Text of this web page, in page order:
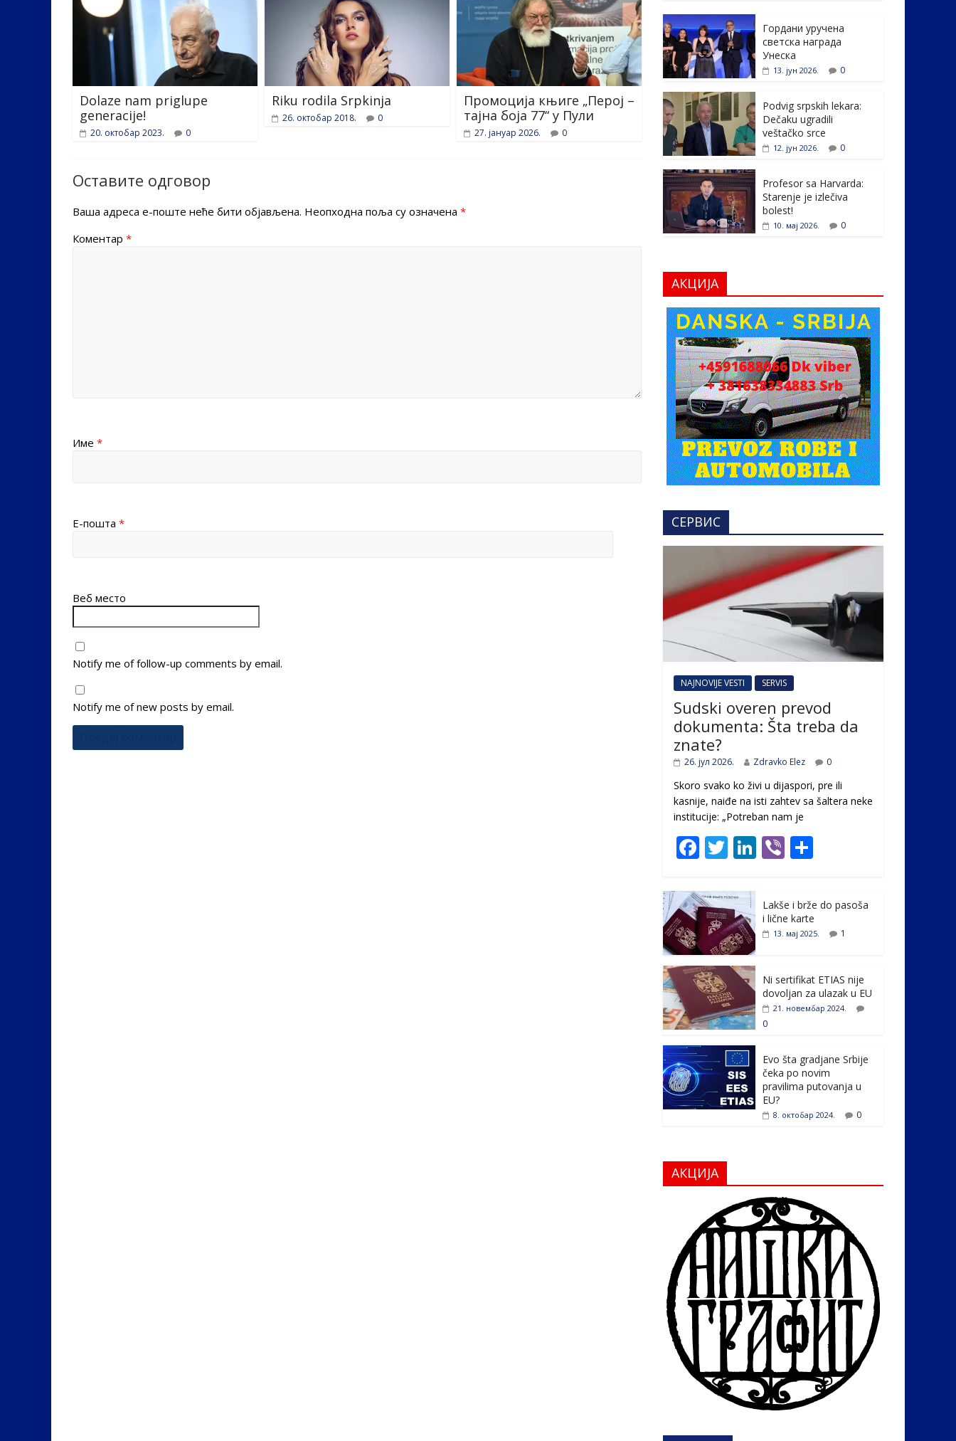
Dolaze nam priglupe
generacije!
20. октобар 2023. 0
Riku rodila Srpkinja
26. октобар 2018. 0
Промоција књиге „Перој –
тајна боја 77“ у Пули
27. јануар 2026. 0
Оставите одговор
Ваша адреса е-поште неће бити објављена. Неопходна поља су означена *
Коментар *
Име *
Е-пошта *
Веб место
Notify me of follow-up comments by email.
Notify me of new posts by email.
e
b
o
o
k
itt
er e
dI
n
e
Гордани уручена
светска награда
Унеска
13. јун 2026. 0
Podvig srpskih lekara:
Dečaku ugradili
veštačko srce
12. јун 2026. 0
Profesor sa Harvarda:
Starenje je izlečiva
bolest!
10. мај 2026. 0
АКЦИЈА
СЕРВИС
NAJNOVIJE VESTI SERVIS
Sudski overen prevod
dokumenta: Šta treba da
znate?
26. јул 2026. Zdravko Elez 0
Skoro svako ko živi u dijaspori, pre ili
kasnije, naiđe na isti zahtev sa šaltera neke
institucije: „Potreban nam je
F
e
b
o
o
k
T
itt
er
Li
e
dI
Vi
er ar
e
Lakše i brže do pasoša
i lične karte
13. мај 2025. 1
Ni sertifikat ETIAS nije
dovoljan za ulazak u EU
21. новембар 2024.
0
Evo šta gradjane Srbije
čeka po novim
pravilima putovanja u
EU?
8. октобар 2024. 0
АКЦИЈА